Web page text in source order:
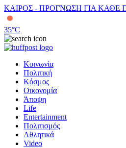
ΚΑΙΡΟΣ - ΠΡΟΓΝΩΣΗ ΓΙΑ ΚΑΘΕ
35°C
Κοινωνία
Πολιτική
Κόσμος
Οικονομία
Άποψη
Life
Entertainment
Πολιτισμός
Αθλητικά
Video